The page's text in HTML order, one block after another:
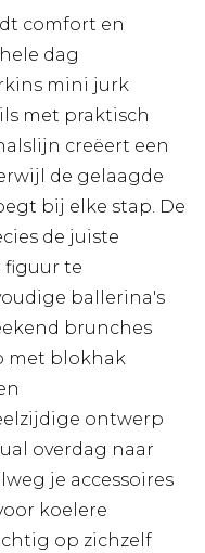
comfort en
dag
mini jurk
met praktisch
creëert een
de gelaagde
bij elke stap. De
de juiste
figuur te
ballerina's
brunches
met blokhak
ontwerp
overdag naar
je accessoires
koelere
op zichzelf